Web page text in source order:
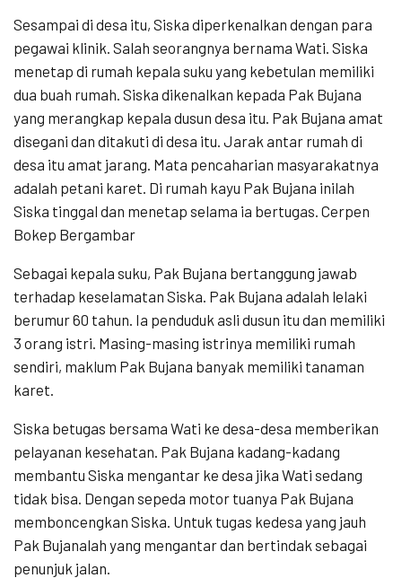
Sesampai di desa itu, Siska diperkenalkan dengan para
pegawai klinik. Salah seorangnya bernama Wati. Siska
menetap di rumah kepala suku yang kebetulan memiliki
dua buah rumah. Siska dikenalkan kepada Pak Bujana
yang merangkap kepala dusun desa itu. Pak Bujana amat
disegani dan ditakuti di desa itu. Jarak antar rumah di
desa itu amat jarang. Mata pencaharian masyarakatnya
adalah petani karet. Di rumah kayu Pak Bujana inilah
Siska tinggal dan menetap selama ia bertugas. Cerpen
Bokep Bergambar
Sebagai kepala suku, Pak Bujana bertanggung jawab
terhadap keselamatan Siska. Pak Bujana adalah lelaki
berumur 60 tahun. Ia penduduk asli dusun itu dan memiliki
3 orang istri. Masing-masing istrinya memiliki rumah
sendiri, maklum Pak Bujana banyak memiliki tanaman
karet.
Siska betugas bersama Wati ke desa-desa memberikan
pelayanan kesehatan. Pak Bujana kadang-kadang
membantu Siska mengantar ke desa jika Wati sedang
tidak bisa. Dengan sepeda motor tuanya Pak Bujana
memboncengkan Siska. Untuk tugas kedesa yang jauh
Pak Bujanalah yang mengantar dan bertindak sebagai
penunjuk jalan.